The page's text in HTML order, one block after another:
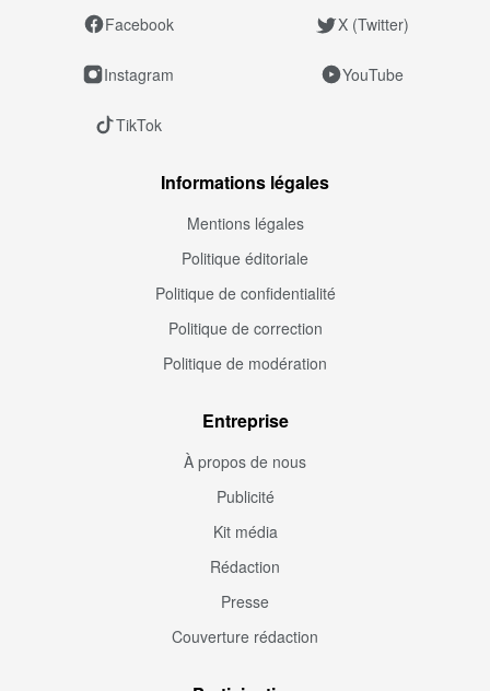
Facebook X (Twitter)
Instagram YouTube
TikTok
Informations légales
Mentions légales
Politique éditoriale
Politique de confidentialité
Politique de correction
Politique de modération
Entreprise
À propos de nous
Publicité
Kit média
Rédaction
Presse
Couverture rédaction